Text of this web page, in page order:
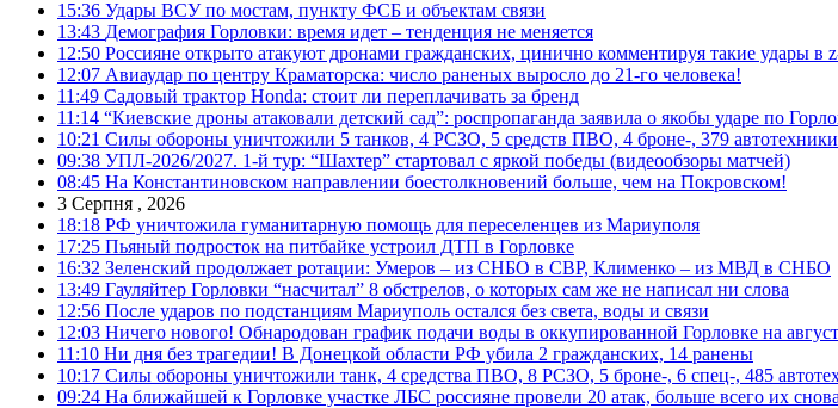
15:36 Удары ВСУ по мостам, пункту ФСБ и объектам связи
13:43 Демография Горловки: время идет – тенденция не меняется
12:50 Россияне открыто атакуют дронами гражданских, цинично комментируя такие удары в
12:07 Авиаудар по центру Краматорска: число раненых выросло до 21-го человека!
11:49 Садовый трактор Honda: стоит ли переплачивать за бренд
11:14 “Киевские дроны атаковали детский сад”: роспропаганда заявила о якобы ударе по
10:21 Силы обороны уничтожили 5 танков, 4 РСЗО, 5 средств ПВО, 4 броне-, 379
09:38 УПЛ-2026/2027. 1-й тур: “Шахтер” стартовал с яркой победы (видеообзоры матчей)
08:45 На Константиновском направлении боестолкновений больше, чем на Покровском!
3 Серпня , 2026
18:18 РФ уничтожила гуманитарную помощь для переселенцев из Мариуполя
17:25 Пьяный подросток на питбайке устроил ДТП в Горловке
16:32 Зеленский продолжает ротации: Умеров – из СНБО в СВР, Клименко – из МВД в СНБО
13:49 Гауляйтер Горловки “насчитал” 8 обстрелов, о которых сам же не написал ни слова
12:56 После ударов по подстанциям Мариуполь остался без света, воды и связи
12:03 Ничего нового! Обнародован график подачи воды в оккупированной Горловке на август
11:10 Ни дня без трагедии! В Донецкой области РФ убила 2 гражданских, 14 ранены
10:17 Силы обороны уничтожили танк, 4 средства ПВО, 8 РСЗО, 5 броне-, 6 спец-, 485
09:24 На ближайшей к Горловке участке ЛБС россияне провели 20 атак, больше всего их